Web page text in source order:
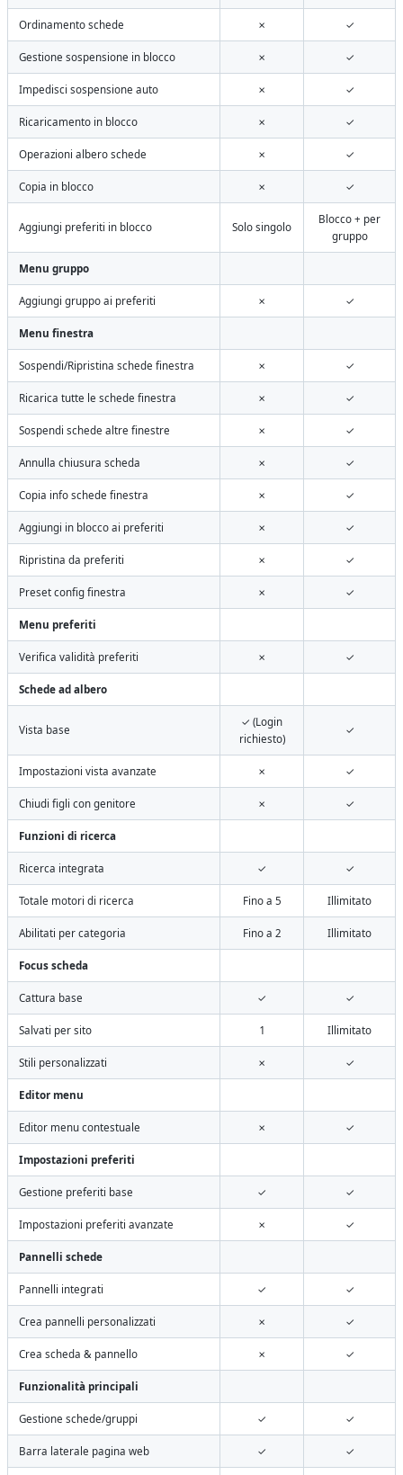
Ordinamento schede ✗ ✓
Gestione sospensione in blocco ✗ ✓
Impedisci sospensione auto ✗ ✓
Ricaricamento in blocco ✗ ✓
Operazioni albero schede ✗ ✓
Copia in blocco ✗ ✓
Aggiungi preferiti in blocco Solo singolo
Blocco + per
gruppo
Menu gruppo
Aggiungi gruppo ai preferiti ✗ ✓
Menu finestra
Sospendi/Ripristina schede finestra ✗ ✓
Ricarica tutte le schede finestra ✗ ✓
Sospendi schede altre finestre ✗ ✓
Annulla chiusura scheda ✗ ✓
Copia info schede finestra ✗ ✓
Aggiungi in blocco ai preferiti ✗ ✓
Ripristina da preferiti ✗ ✓
Preset config finestra ✗ ✓
Menu preferiti
Verifica validità preferiti ✗ ✓
Schede ad albero
Vista base
✓ (Login
richiesto)
✓
Impostazioni vista avanzate ✗ ✓
Chiudi figli con genitore ✗ ✓
Funzioni di ricerca
Ricerca integrata ✓ ✓
Totale motori di ricerca Fino a 5 Illimitato
Abilitati per categoria Fino a 2 Illimitato
Focus scheda
Cattura base ✓ ✓
Salvati per sito 1 Illimitato
Stili personalizzati ✗ ✓
Editor menu
Editor menu contestuale ✗ ✓
Impostazioni preferiti
Gestione preferiti base ✓ ✓
Impostazioni preferiti avanzate ✗ ✓
Pannelli schede
Pannelli integrati ✓ ✓
Crea pannelli personalizzati ✗ ✓
Crea scheda & pannello ✗ ✓
Funzionalità principali
Gestione schede/gruppi ✓ ✓
Barra laterale pagina web ✓ ✓